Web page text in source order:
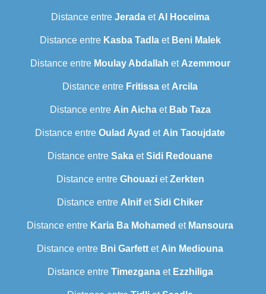
Distance entre Jeradaet Al Hoceima
Distance entre Kasba Tadlaet Beni Malek
Distance entre Moulay Abdallah et Azemmour
Distance entre Fritissa et Arcila
Distance entre Ain Aichaet Bab Taza
Distance entre Oulad Ayad et Ain Taoujdate
Distance entre Saka etSidi Redouane
Distance entre GhouazietZerkten
Distance entre AlnifetSidi Chiker
Distance entre Karia Ba Mohamed et Mansoura
Distance entre Bni Garfett et Ain Mediouna
Distance entre Timezganaet Ezzhiliga